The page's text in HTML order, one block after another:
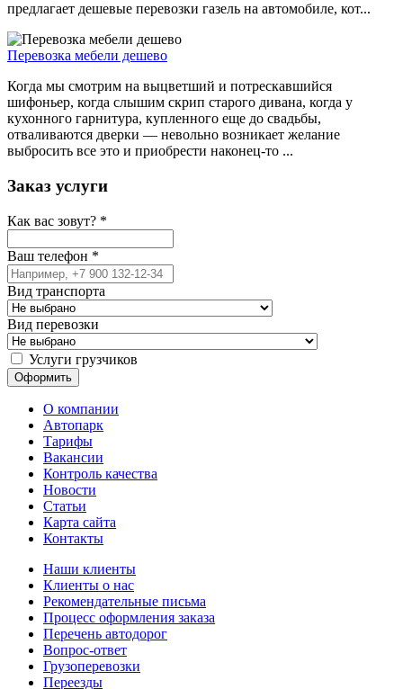
предлагает дешевые перевозки газель на автомобиле, кот...
Перевозка мебели дешево
Когда мы смотрим на выцветший и потрескавшийся
шифоньер, когда слышим скрип старого дивана, когда у
кухонного гарнитура, купленного еще до свадьбы,
отваливаются дверки — невольно возникает желание
выбросить все это и приобрести наконец-то ...
Заказ услуги
Как вас зовут? *
Ваш телефон *
Вид транспорта
Вид перевозки
Услуги грузчиков
О компании
Автопарк
Тарифы
Вакансии
Контроль качества
Новости
Статьи
Карта сайта
Контакты
Наши клиенты
Клиенты о нас
Рекомендательные письма
Процесс оформления заказа
Перечень автодорог
Вопрос-ответ
Грузоперевозки
Переезды